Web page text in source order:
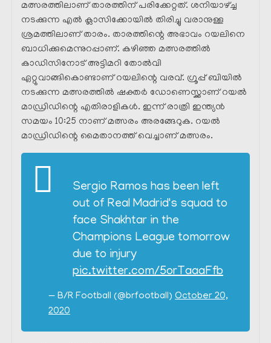
മത്സരത്തിലാണ് താരത്തിന് പരിക്കേറ്റത്. ശനിയാഴ്ച്ച
നടക്കുന്ന എൽ ക്ലാസിക്കോയിൽ തിരിച്ചു വരാനുള്ള
ശ്രമത്തിലാണ് താരം. താരത്തിന്റെ അഭാവം റയലിനെ
ബാധിക്കുമെന്നുറപ്പാണ്. കഴിഞ്ഞ മത്സരത്തിൽ
കാഡിസിനോട് അട്ടിമറി തോൽവി
ഏറ്റുവാങ്ങികൊണ്ടാണ് റയലിന്റെ വരവ്. ഗ്രൂപ്പ്‌ ബിയിൽ
നടക്കുന്ന മത്സരത്തിൽ ഷക്തർ ഡോണെസ്ക്കാണ് റയൽ
മാഡ്രിഡിന്റെ എതിരാളികൾ. ഇന്ന് രാത്രി ഇന്ത്യൻ
സമയം 10:25 നാണ് മത്സരം അരങ്ങേറുക. റയൽ
മാഡ്രിഡിന്റെ മൈതാനത്ത് വെച്ചാണ് മത്സരം.
Sergio Ramos has been left
out of Real Madrid's squad to
face Shakhtar in the
Champions League tomorrow
due to injury
pic.twitter.com/5orTaaaFfb
— B/R Football (@brfootball) October 20,
2020